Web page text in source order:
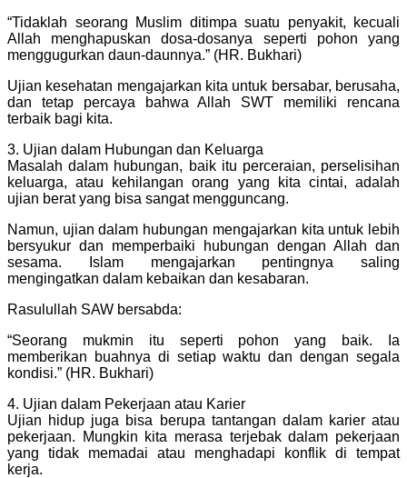
“Tidaklah seorang Muslim ditimpa suatu penyakit, kecuali
Allah menghapuskan dosa-dosanya seperti pohon yang
menggugurkan daun-daunnya.” (HR. Bukhari)
Ujian kesehatan mengajarkan kita untuk bersabar, berusaha,
dan tetap percaya bahwa Allah SWT memiliki rencana
terbaik bagi kita.
3. Ujian dalam Hubungan dan Keluarga
Masalah dalam hubungan, baik itu perceraian, perselisihan
keluarga, atau kehilangan orang yang kita cintai, adalah
ujian berat yang bisa sangat mengguncang.
Namun, ujian dalam hubungan mengajarkan kita untuk lebih
bersyukur dan memperbaiki hubungan dengan Allah dan
sesama. Islam mengajarkan pentingnya saling
mengingatkan dalam kebaikan dan kesabaran.
Rasulullah SAW bersabda:
“Seorang mukmin itu seperti pohon yang baik. Ia
memberikan buahnya di setiap waktu dan dengan segala
kondisi.” (HR. Bukhari)
4. Ujian dalam Pekerjaan atau Karier
Ujian hidup juga bisa berupa tantangan dalam karier atau
pekerjaan. Mungkin kita merasa terjebak dalam pekerjaan
yang tidak memadai atau menghadapi konflik di tempat
kerja.